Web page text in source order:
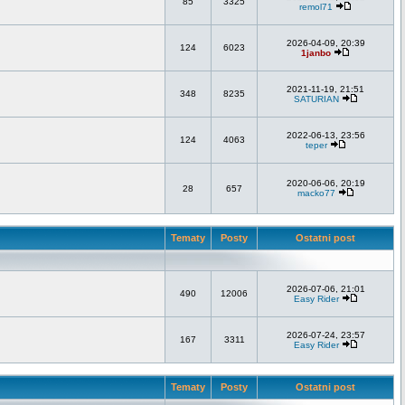
remol71
124 6023
2026-04-09, 20:39
1janbo
348 8235
2021-11-19, 21:51
SATURIAN
124 4063
2022-06-13, 23:56
teper
28 657
2020-06-06, 20:19
macko77
Tematy Posty Ostatni post
490 12006
2026-07-06, 21:01
Easy Rider
167 3311
2026-07-24, 23:57
Easy Rider
Tematy Posty Ostatni post